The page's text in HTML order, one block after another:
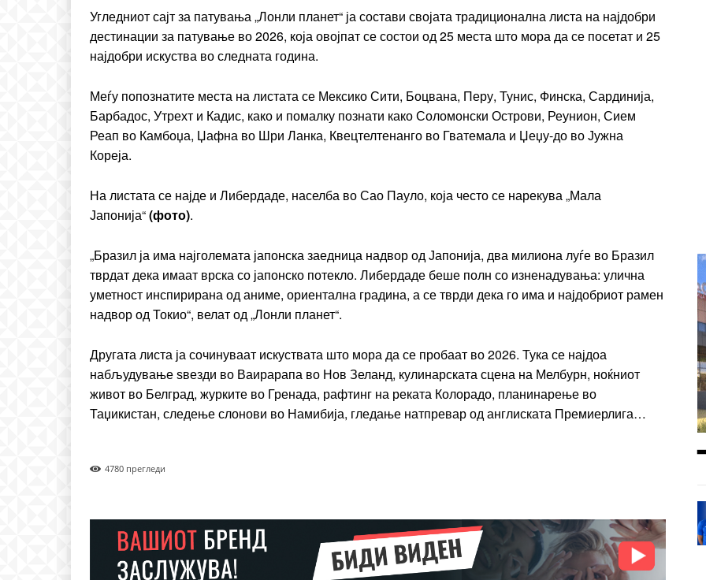
Nullam eu erat condimentum
Donec quis est ac felis
Orci varius natoque dolor
Donec quis est ac felis
Orci varius natoque dolor
Угледниот сајт за патувања „Лонли планет“ ја состави својата традиционална листа на најдобри
дестинации за патување во 2026, која овојпат се состои од 25 места што мора да се посетат и 25
најдобри искуства во следната година.
Меѓу попознатите места на листата се Мексико Сити, Боцвана, Перу, Тунис, Финска, Сардинија,
Барбадос, Утрехт и Кадис, како и помалку познати како Соломонски Острови, Реунион, Сием
Реап во Камбоџа, Џафна во Шри Ланка, Квецтелтенанго во Гватемала и Џеџу-до во Јужна
Кореја.
На листата се најде и Либердаде, населба во Сао Пауло, која често се нарекува „Мала
Јапонија“(фото).
„Бразил ја има најголемата јапонска заедница надвор од Јапонија, два милиона луѓе во Бразил
тврдат дека имаат врска со јапонско потекло. Либердаде беше полн со изненадувања: улична
уметност инспирирана од аниме, ориентална градина, а се тврди дека го има и најдобриот рамен
надвор од Токио“, велат од „Лонли планет“.
Другата листа ја сочинуваат искуствата што мора да се пробаат во 2026. Тука се најдоа
набљудување ѕвезди во Ваирарапа во Нов Зеланд, кулинарската сцена на Мелбурн, ноќниот
живот во Белград, журките во Гренада, рафтинг на реката Колорадо, планинарење во
Таџикистан, следење слонови во Намибија, гледање натпревар од англиската Премиерлига…
4780 прегледи